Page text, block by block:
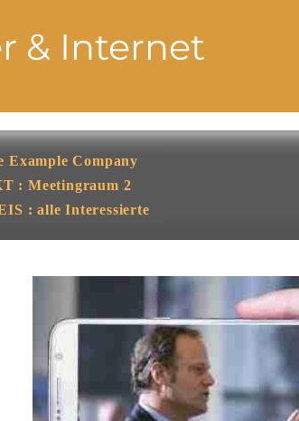
& Internet
Example Company
: Meetingraum 2
: alle Interessierte